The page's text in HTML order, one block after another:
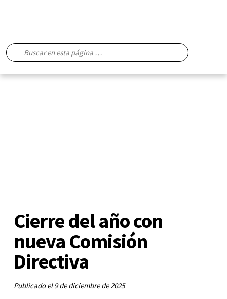
Cierre del año con
nueva Comisión
Directiva
Publicado el9 de diciembre de 2025